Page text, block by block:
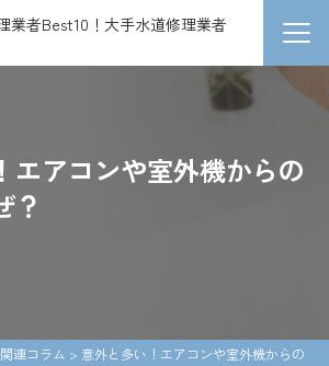
業者Best10！大手水道修理業者
エアコンや室外機からの
？
連コラム > 意外と多い！エアコンや室外機からの